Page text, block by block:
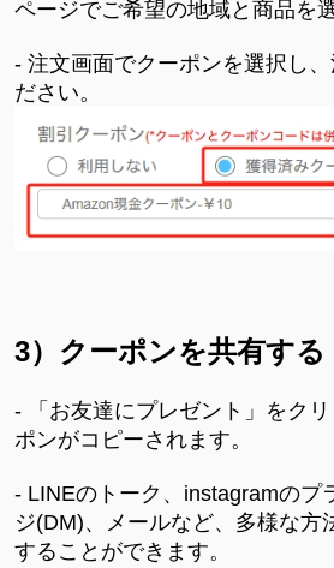
ページでご希望の地域と商品を
- 注文画面でクーポンを選択し、
ださい。
3）クーポンを共有する
- 「お友達にプレゼント」をク
ポンがコピーされます。
- LINEのトーク、instagramのプ
ジ(DM)、メールなど、多様な方
することができます。